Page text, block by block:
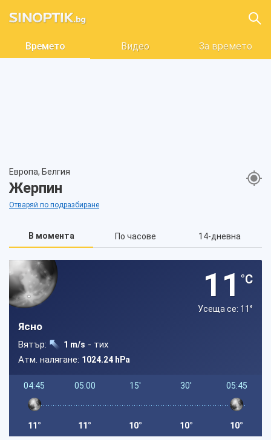
Времето Видео За времето
Европа, Белгия
Жерпин
Отваряй по подразбиране
В момента По часове 14-дневна
11 °C
Усеща се: 11°
Ясно
Вятър: 1 m/s - тих
Атм. налягане: 1024.24 hPa
04:45
11°
05:00
11°
15'
10°
30'
10°
05:45
10°